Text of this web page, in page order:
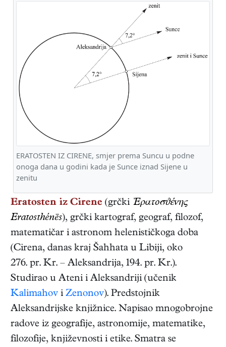
ERATOSTEN IZ CIRENE, smjer prema Suncu u podne
onoga dana u godini kada je Sunce iznad Sijene u
zenitu
Eratosten iz Cirene (grčki Ἐρατοσϑένης
Eratosthénēs), grčki kartograf, geograf, filozof,
matematičar i astronom helenističkoga doba
(Cirena, danas kraj Šahhata u Libiji, oko
276. pr. Kr. – Aleksandrija, 194. pr. Kr.).
Studirao u Ateni i Aleksandriji (učenik
Kalimahov i Zenonov). Predstojnik
Aleksandrijske knjižnice. Napisao mnogobrojne
radove iz geografije, astronomije, matematike,
filozofije, književnosti i etike. Smatra se